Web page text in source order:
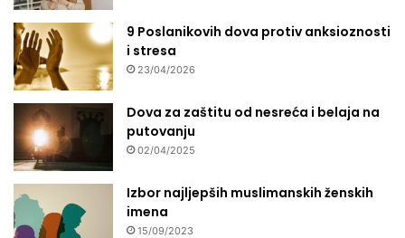
9 Poslanikovih dova protiv anksioznosti
i stresa
23/04/2026
Dova za zaštitu od nesreća i belaja na
putovanju
02/04/2025
Izbor najljepših muslimanskih ženskih
imena
15/09/2023